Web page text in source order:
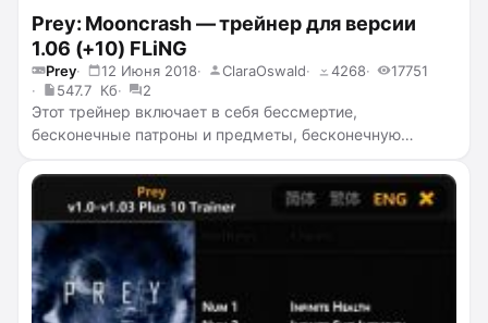
Prey: Mooncrash — трейнер для версии
1.06 (+10) FLiNG
Prey 12 Июня 2018 ClaraOswald 4268
17751
547.7 Кб
2
Этот трейнер включает в себя бессмертие,
бесконечные патроны и предметы, бесконечную
бесконечную выносливость, отсутствие перезарядки,
заморозку таймера взлома, ускорение и замедление
времени, убийство с одного удара.